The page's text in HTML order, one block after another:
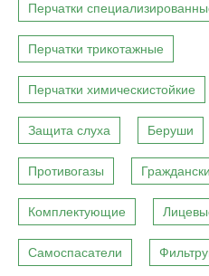
Перчатки
Перчатки трикотажные
Перчатки химическистойкие
Защита слуха Беруши
Противогазы
Комплектующие
Самоспасатели